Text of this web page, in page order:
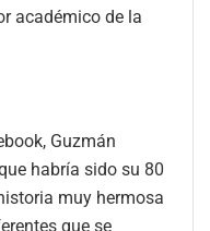
académico de la
Guzmán
habría sido su 80
muy hermosa
que se